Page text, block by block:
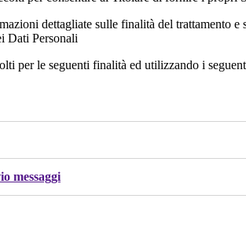
dettagliate sulle finalità del trattamento
Dati Personali
per le seguenti finalità ed utilizzando i
messaggi